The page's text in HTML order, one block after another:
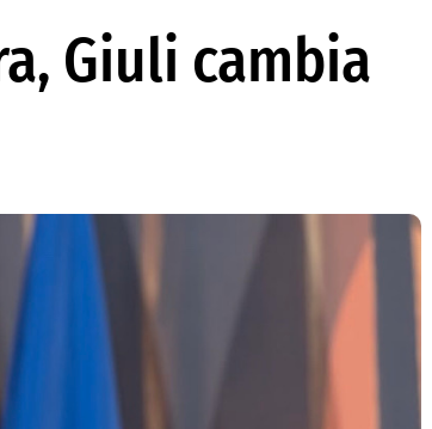
Giuli cambia